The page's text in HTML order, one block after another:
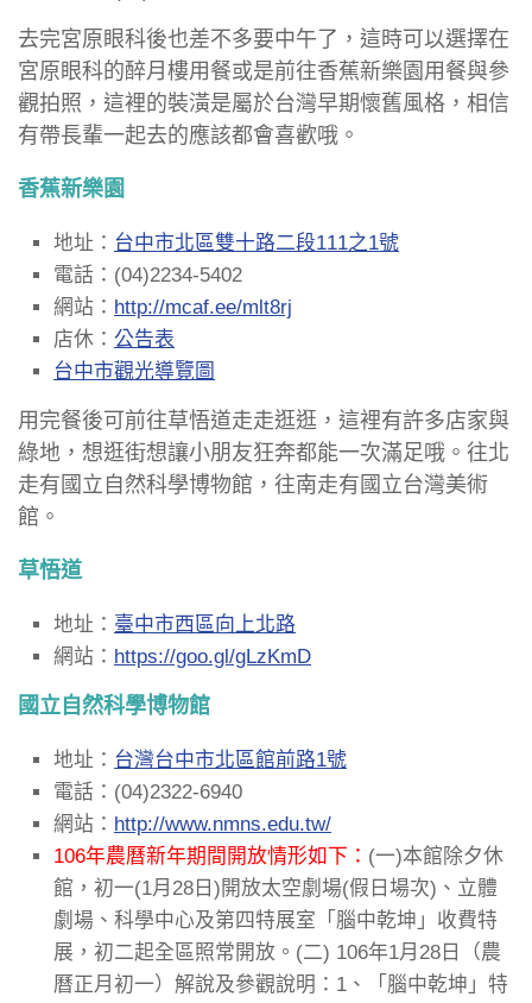
去完宮原眼科後也差不多要中午了，這時可以選擇在
宮原眼科的醉月樓用餐或是前往香蕉新樂園用餐與參
觀拍照，這裡的裝潢是屬於台灣早期懷舊風格，相信
有帶長輩一起去的應該都會喜歡哦。
香蕉新樂園
地址： 台中市北區雙十路二段111之1號
電話：(04)2234-5402
網站： http://mcaf.ee/mlt8rj
店休： 公告表
台中市觀光導覽圖
用完餐後可前往草悟道走走逛逛，這裡有許多店家與
綠地，想逛街想讓小朋友狂奔都能一次滿足哦。往北
走有國立自然科學博物館，往南走有國立台灣美術
館。
草悟道
地址： 臺中市西區向上北路
網站： https://goo.gl/gLzKmD
國立自然科學博物館
地址： 台灣台中市北區館前路1號
電話：(04)2322-6940
網站： http://www.nmns.edu.tw/
106年農曆新年期間開放情形如下： (一)本館除夕休
館，初一(1月28日)開放太空劇場(假日場次)、立體
劇場、科學中心及第四特展室「腦中乾坤」收費特
展，初二起全區照常開放。(二) 106年1月28日（農
曆正月初一）解說及參觀說明：1、「腦中乾坤」特